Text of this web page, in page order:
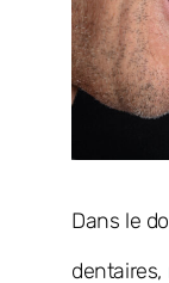
Dans le
dentaires,